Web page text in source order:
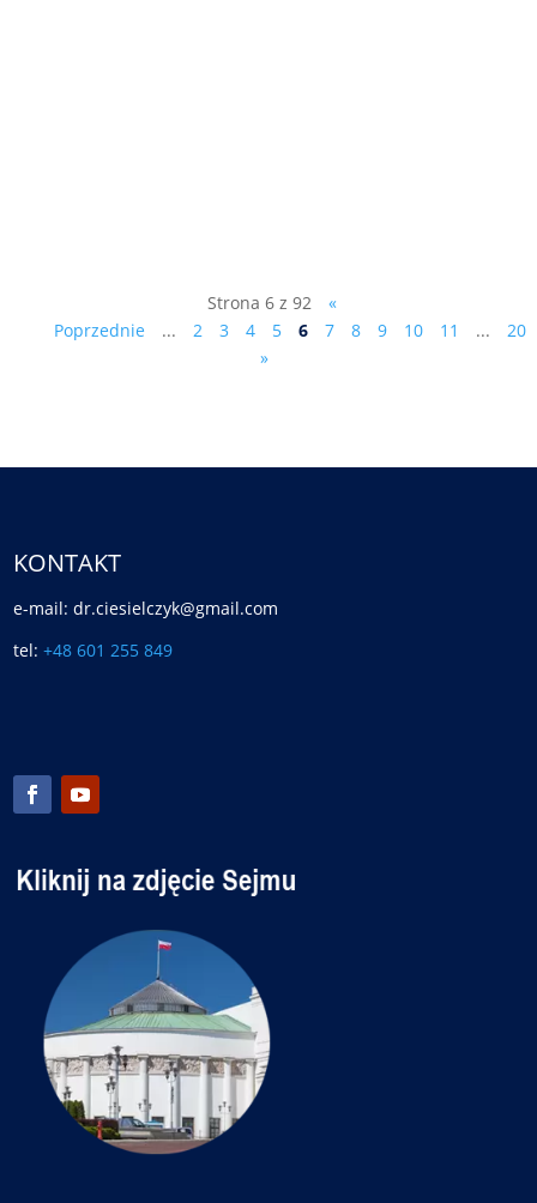
Strona 6 z 92
«
Poprzednie
... 2 3 4 5 6 7 8 9 10 11 ...
20
»
KONTAKT
e-mail: dr.ciesielczyk@gmail.com
tel:+48 601 255 849